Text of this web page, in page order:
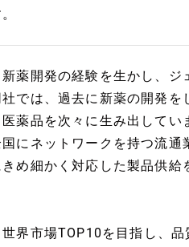
薬開発の経験を生かし、ジ
では、過去に新薬の開発を
薬品を次々に生み出してい
にネットワークを持つ流通
め細かく対応した製品供給
界市場TOP10を目指し、品